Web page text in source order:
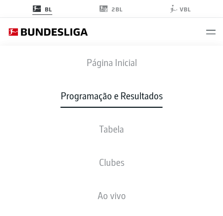
BL 2BL VBL
Página Inicial
Programação e Resultados
Tabela
Clubes
Ao vivo
KOE FCB
ESCALAÇÕES